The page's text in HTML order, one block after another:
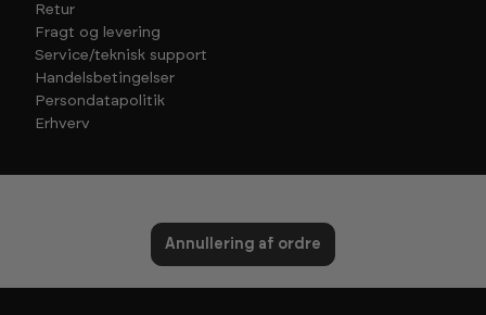
Retur
Fragt og levering
Service/teknisk support
Handelsbetingelser
Persondatapolitik
Erhverv
Annullering af ordre